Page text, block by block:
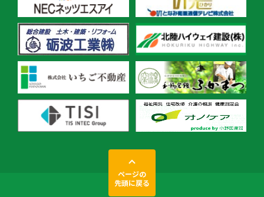
ページの
先頭に戻る